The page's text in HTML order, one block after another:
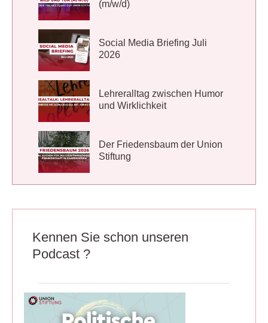
(m/w/d)
Social Media Briefing Juli
2026
Lehreralltag zwischen Humor
und Wirklichkeit
Der Friedensbaum der Union
Stiftung
Kennen Sie schon unseren
Podcast ?